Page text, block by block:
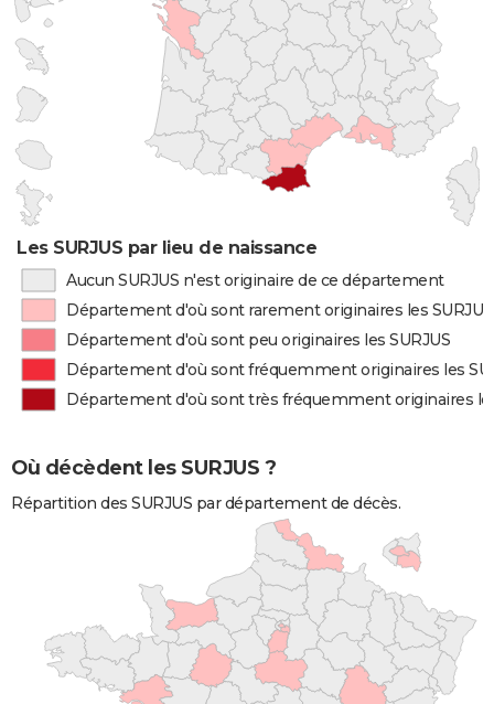
Les SURJUS par lieu de naissance
Aucun SURJUS n'est originaire de ce département
Département d'où sont rarement originaires les SURJUS
Département d'où sont peu originaires les SURJUS
Département d'où sont fréquemment originaires les
Département d'où sont très fréquemment originaires
Où décèdent les SURJUS ?
Répartition des SURJUS par département de décès.